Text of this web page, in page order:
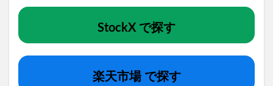
StockX で探す
楽天市場 で探す